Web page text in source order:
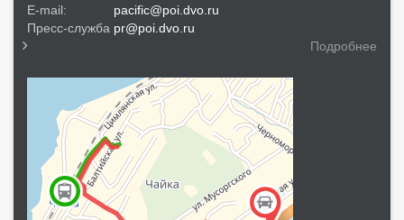
E-mail:
pacific@poi.dvo.ru
Пресс-служба pr@poi.dvo.ru
Подробнее